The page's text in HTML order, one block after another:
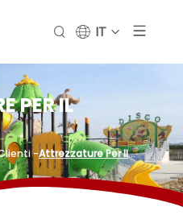
IT
PER IL
-Attrezzature Per Il